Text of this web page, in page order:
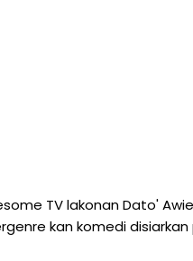
TV lakonan Dato'
kan komedi